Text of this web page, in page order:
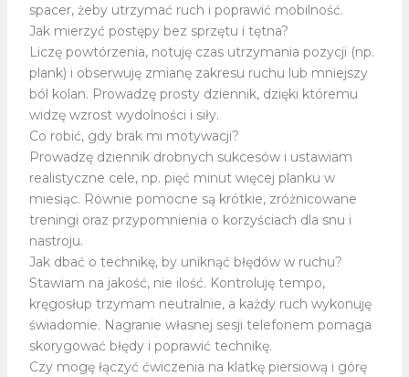
spacer, żeby utrzymać ruch i poprawić mobilność.
Jak mierzyć postępy bez sprzętu i tętna?
Liczę powtórzenia, notuję czas utrzymania pozycji (np.
plank) i obserwuję zmianę zakresu ruchu lub mniejszy
ból kolan. Prowadzę prosty dziennik, dzięki któremu
widzę wzrost wydolności i siły.
Co robić, gdy brak mi motywacji?
Prowadzę dziennik drobnych sukcesów i ustawiam
realistyczne cele, np. pięć minut więcej planku w
miesiąc. Równie pomocne są krótkie, zróżnicowane
treningi oraz przypomnienia o korzyściach dla snu i
nastroju.
Jak dbać o technikę, by uniknąć błędów w ruchu?
Stawiam na jakość, nie ilość. Kontroluję tempo,
kręgosłup trzymam neutralnie, a każdy ruch wykonuję
świadomie. Nagranie własnej sesji telefonem pomaga
skorygować błędy i poprawić technikę.
Czy mogę łączyć ćwiczenia na klatkę piersiową i górę